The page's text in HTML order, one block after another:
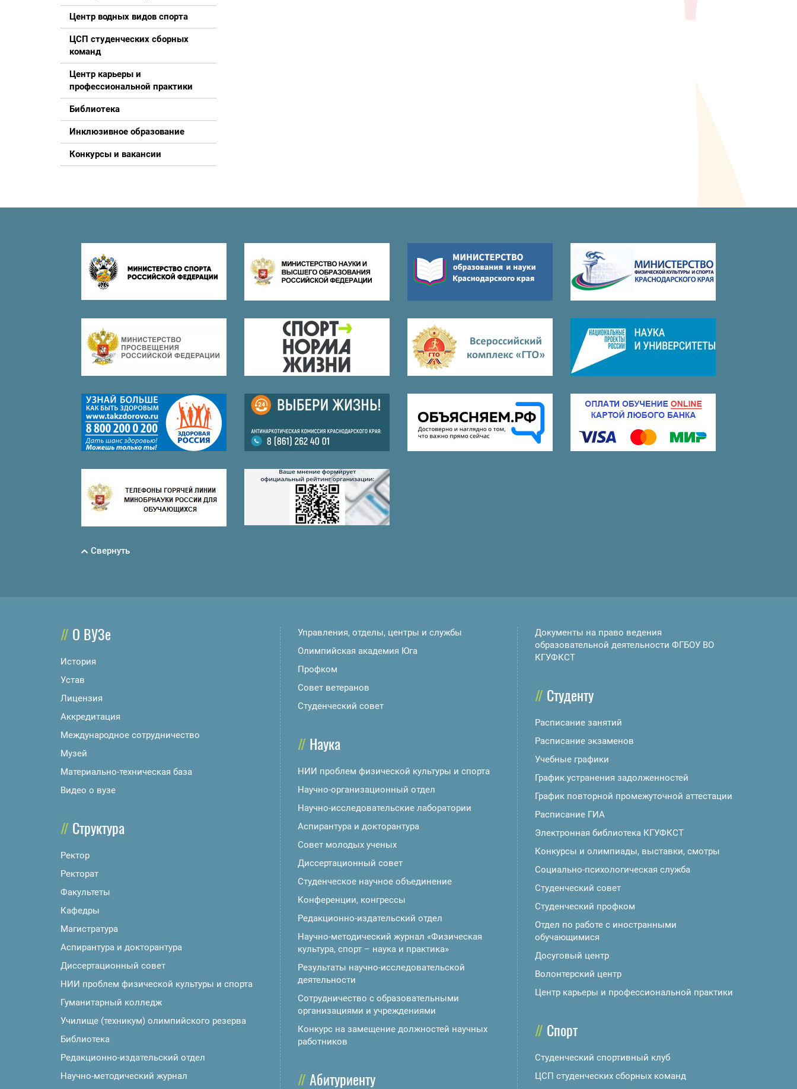
Центр водных видов спорта
ЦСП студенческих сборных
команд
Центр карьеры и
профессиональной практики
Библиотека
Инклюзивное образование
Конкурсы и вакансии
Свернуть
О ВУЗе
История
Устав
Лицензия
Аккредитация
Международное сотрудничество
Музей
Материально-техническая база
Видео о вузе
Структура
Ректор
Ректорат
Факультеты
Кафедры
Магистратура
Аспирантура и докторантура
Диссертационный совет
НИИ проблем физической культуры и спорта
Гуманитарный колледж
Училище (техникум) олимпийского резерва
Библиотека
Редакционно-издательский отдел
Научно-методический журнал
Управления, отделы, центры и службы
Олимпийская академия Юга
Профком
Совет ветеранов
Студенческий совет
Наука
НИИ проблем физической культуры и спорта
Научно-организационный отдел
Научно-исследовательские лаборатории
Аспирантура и докторантура
Совет молодых ученых
Диссертационный совет
Студенческое научное объединение
Конференции, конгрессы
Редакционно-издательский отдел
Научно-методический журнал «Физическая
культура, спорт – наука и практика»
Результаты научно-исследовательской
деятельности
Сотрудничество с образовательными
организациями и учреждениями
Конкурс на замещение должностей научных
работников
Абитуриенту
Документы на право ведения
образовательной деятельности ФГБОУ ВО
КГУФКСТ
Студенту
Расписание занятий
Расписание экзаменов
Учебные графики
График устранения задолженностей
График повторной промежуточной аттестации
Расписание ГИА
Электронная библиотека КГУФКСТ
Конкурсы и олимпиады, выставки, смотры
Социально-психологическая служба
Студенческий совет
Студенческий профком
Отдел по работе с иностранными
обучающимися
Досуговый центр
Волонтерский центр
Центр карьеры и профессиональной практики
Спорт
Студенческий спортивный клуб
ЦСП студенческих сборных команд